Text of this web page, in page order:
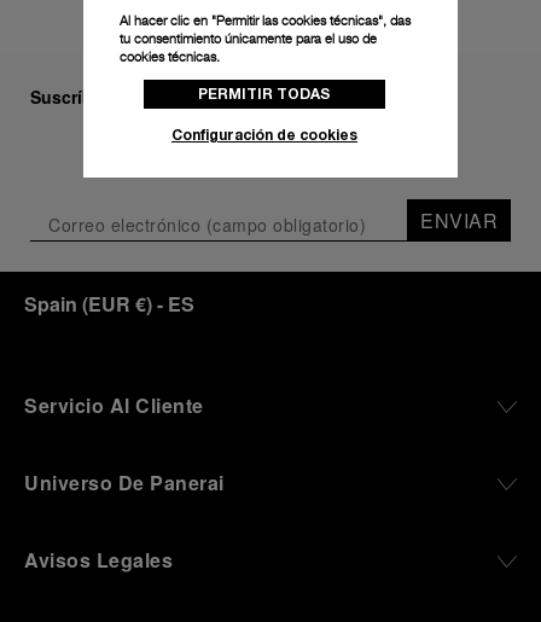
Suscríbase a nuestra newsletter
ENVIAR
Spain (EUR €)- ES
Servicio Al Cliente
Universo De Panerai
Avisos Legales
Al hacer clic en "Permitir las cookies técnicas", das
tu consentimiento únicamente para el uso de
cookies técnicas.
PERMITIR TODAS
Configuración de cookies